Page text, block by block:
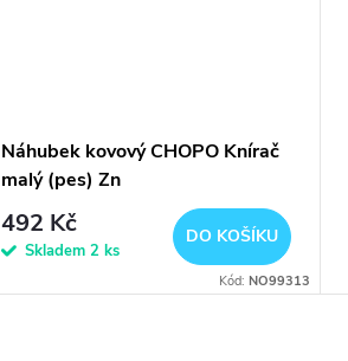
Náhubek kovový CHOPO Knírač
malý (pes) Zn
492 Kč
Skladem 2 ks
DO KOŠÍKU
Kód: NO99313